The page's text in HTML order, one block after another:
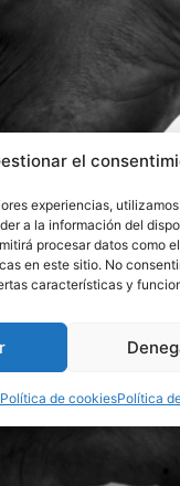
el
experiencias,
a la información del
procesar datos como
en este sitio. No
características y
Política de cookiesPolítica